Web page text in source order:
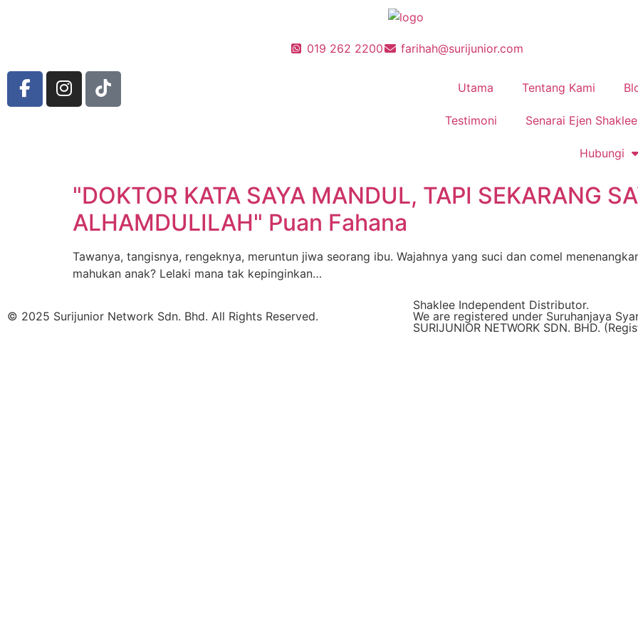
019 262 2200 farihah@surijunior.com
Utama Tentang Kami
Testimoni Senarai Ejen Shaklee
Hubungi
"DOKTOR KATA SAYA MANDUL, TAPI SEKARANG
ALHAMDULILAH" Puan Fahana
Tawanya, tangisnya, rengeknya, meruntun jiwa seorang ibu. Wajahnya yang suci dan comel
mahukan anak? Lelaki mana tak kepinginkan…
© 2025 Surijunior Network Sdn. Bhd. All Rights Reserved.
Shaklee Independent Distributor.
We are registered under Suruhanjaya
SURIJUNIOR NETWORK SDN. BHD.